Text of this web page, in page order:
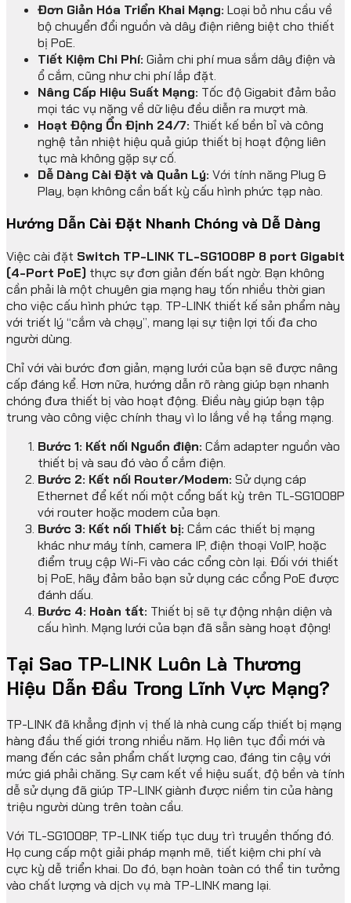
Đơn Giản Hóa Triển Khai Mạng: Loại bỏ nhu cầu về
bộ chuyển đổi nguồn và dây điện riêng biệt cho thiết
bị PoE.
Tiết Kiệm Chi Phí: Giảm chi phí mua sắm dây điện và
ổ cắm, cũng như chi phí lắp đặt.
Nâng Cấp Hiệu Suất Mạng: Tốc độ Gigabit đảm bảo
mọi tác vụ nặng về dữ liệu đều diễn ra mượt mà.
Hoạt Động Ổn Định 24/7: Thiết kế bền bỉ và công
nghệ tản nhiệt hiệu quả giúp thiết bị hoạt động liên
tục mà không gặp sự cố.
Dễ Dàng Cài Đặt và Quản Lý: Với tính năng Plug &
Play, bạn không cần bất kỳ cấu hình phức tạp nào.
Hướng Dẫn Cài Đặt Nhanh Chóng và Dễ Dàng
Việc cài đặt Switch TP-LINK TL-SG1008P 8 port Gigabit
(4-Port PoE) thực sự đơn giản đến bất ngờ. Bạn không
cần phải là một chuyên gia mạng hay tốn nhiều thời gian
cho việc cấu hình phức tạp. TP-LINK thiết kế sản phẩm này
với triết lý “cắm và chạy”, mang lại sự tiện lợi tối đa cho
người dùng.
Chỉ với vài bước đơn giản, mạng lưới của bạn sẽ được nâng
cấp đáng kể. Hơn nữa, hướng dẫn rõ ràng giúp bạn nhanh
chóng đưa thiết bị vào hoạt động. Điều này giúp bạn tập
trung vào công việc chính thay vì lo lắng về hạ tầng mạng.
Bước 1: Kết nối Nguồn điện: Cắm adapter nguồn vào
thiết bị và sau đó vào ổ cắm điện.
Bước 2: Kết nối Router/Modem: Sử dụng cáp
Ethernet để kết nối một cổng bất kỳ trên TL-SG1008P
với router hoặc modem của bạn.
Bước 3: Kết nối Thiết bị: Cắm các thiết bị mạng
khác như máy tính, camera IP, điện thoại VoIP, hoặc
điểm truy cập Wi-Fi vào các cổng còn lại. Đối với thiết
bị PoE, hãy đảm bảo bạn sử dụng các cổng PoE được
đánh dấu.
Bước 4: Hoàn tất: Thiết bị sẽ tự động nhận diện và
cấu hình. Mạng lưới của bạn đã sẵn sàng hoạt động!
Tại Sao TP-LINK Luôn Là Thương
Hiệu Dẫn Đầu Trong Lĩnh Vực Mạng?
TP-LINK đã khẳng định vị thế là nhà cung cấp thiết bị mạng
hàng đầu thế giới trong nhiều năm. Họ liên tục đổi mới và
mang đến các sản phẩm chất lượng cao, đáng tin cậy với
mức giá phải chăng. Sự cam kết về hiệu suất, độ bền và tính
dễ sử dụng đã giúp TP-LINK giành được niềm tin của hàng
triệu người dùng trên toàn cầu.
Với TL-SG1008P, TP-LINK tiếp tục duy trì truyền thống đó.
Họ cung cấp một giải pháp mạnh mẽ, tiết kiệm chi phí và
cực kỳ dễ triển khai. Do đó, bạn hoàn toàn có thể tin tưởng
vào chất lượng và dịch vụ mà TP-LINK mang lại.